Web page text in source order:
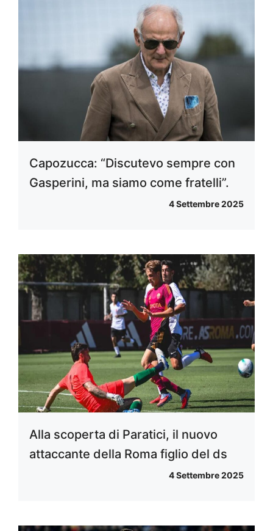
Capozucca: “Discutevo sempre con
Gasperini, ma siamo come fratelli”.
4 Settembre 2025
Alla scoperta di Paratici, il nuovo
attaccante della Roma figlio del ds
4 Settembre 2025